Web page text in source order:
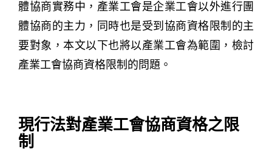
體協商實務中，產業工會是企業工會以外進行團
體協商的主力，同時也是受到協商資格限制的主
要對象，本文以下也將以產業工會為範圍，檢討
產業工會協商資格限制的問題。
現行法對產業工會協商資格之限
制